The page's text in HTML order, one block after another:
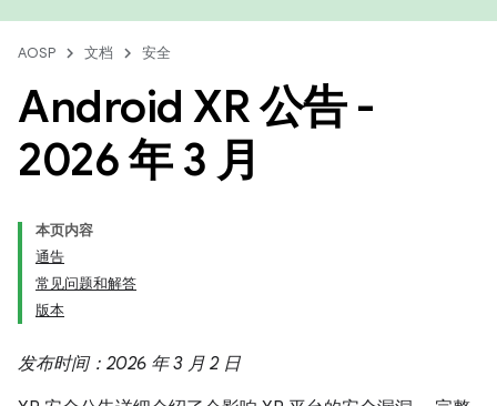
AOSP 文档 安全
Android XR 公告 -
2026 年 3 月
本页内容
通告
常见问题和解答
版本
发布时间：2026 年 3 月 2 日